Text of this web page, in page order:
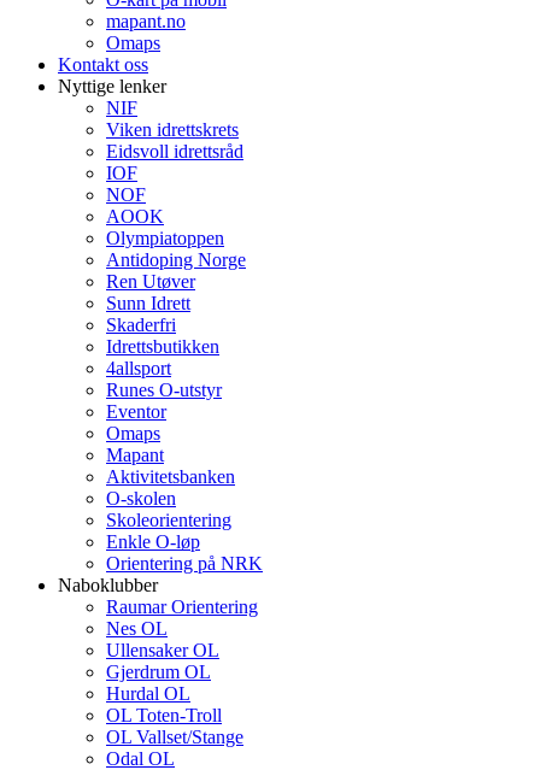
mapant.no
Omaps
Kontakt oss
Nyttige lenker
NIF
Viken idrettskrets
Eidsvoll idrettsråd
IOF
NOF
AOOK
Olympiatoppen
Antidoping Norge
Ren Utøver
Sunn Idrett
Skaderfri
Idrettsbutikken
4allsport
Runes O-utstyr
Eventor
Omaps
Mapant
Aktivitetsbanken
O-skolen
Skoleorientering
Enkle O-løp
Orientering på NRK
Naboklubber
Raumar Orientering
Nes OL
Ullensaker OL
Gjerdrum OL
Hurdal OL
OL Toten-Troll
OL Vallset/Stange
Odal OL